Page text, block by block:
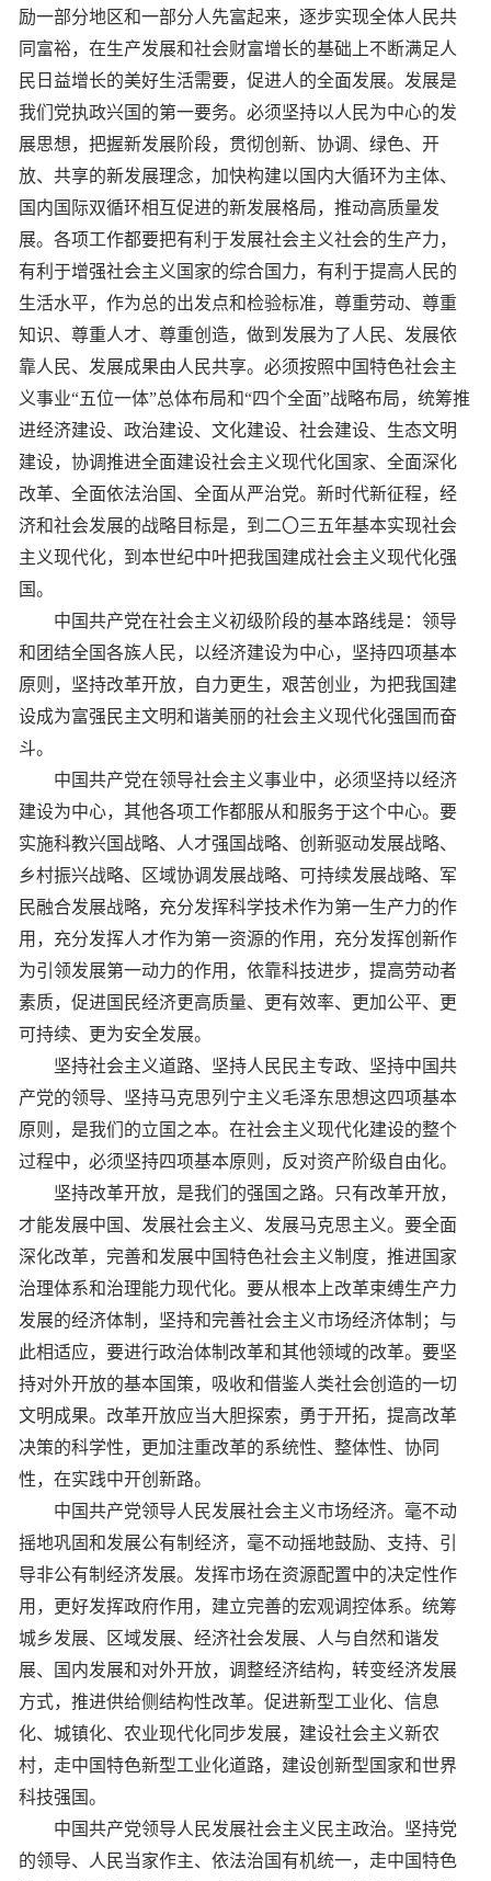
励一部分地区和一部分人先富起来，逐步实现全体人民共
同富裕，在生产发展和社会财富增长的基础上不断满足人
民日益增长的美好生活需要，促进人的全面发展。发展是
我们党执政兴国的第一要务。必须坚持以人民为中心的发
展思想，把握新发展阶段，贯彻创新、协调、绿色、开
放、共享的新发展理念，加快构建以国内大循环为主体、
国内国际双循环相互促进的新发展格局，推动高质量发
展。各项工作都要把有利于发展社会主义社会的生产力，
有利于增强社会主义国家的综合国力，有利于提高人民的
生活水平，作为总的出发点和检验标准，尊重劳动、尊重
知识、尊重人才、尊重创造，做到发展为了人民、发展依
靠人民、发展成果由人民共享。必须按照中国特色社会主
义事业“五位一体”总体布局和“四个全面”战略布局，统筹推
进经济建设、政治建设、文化建设、社会建设、生态文明
建设，协调推进全面建设社会主义现代化国家、全面深化
改革、全面依法治国、全面从严治党。新时代新征程，经
济和社会发展的战略目标是，到二〇三五年基本实现社会
主义现代化，到本世纪中叶把我国建成社会主义现代化强
国。
中国共产党在社会主义初级阶段的基本路线是：领导
和团结全国各族人民，以经济建设为中心，坚持四项基本
原则，坚持改革开放，自力更生，艰苦创业，为把我国建
设成为富强民主文明和谐美丽的社会主义现代化强国而奋
斗。
中国共产党在领导社会主义事业中，必须坚持以经济
建设为中心，其他各项工作都服从和服务于这个中心。要
实施科教兴国战略、人才强国战略、创新驱动发展战略、
乡村振兴战略、区域协调发展战略、可持续发展战略、军
民融合发展战略，充分发挥科学技术作为第一生产力的作
用，充分发挥人才作为第一资源的作用，充分发挥创新作
为引领发展第一动力的作用，依靠科技进步，提高劳动者
素质，促进国民经济更高质量、更有效率、更加公平、更
可持续、更为安全发展。
坚持社会主义道路、坚持人民民主专政、坚持中国共
产党的领导、坚持马克思列宁主义毛泽东思想这四项基本
原则，是我们的立国之本。在社会主义现代化建设的整个
过程中，必须坚持四项基本原则，反对资产阶级自由化。
坚持改革开放，是我们的强国之路。只有改革开放，
才能发展中国、发展社会主义、发展马克思主义。要全面
深化改革，完善和发展中国特色社会主义制度，推进国家
治理体系和治理能力现代化。要从根本上改革束缚生产力
发展的经济体制，坚持和完善社会主义市场经济体制；与
此相适应，要进行政治体制改革和其他领域的改革。要坚
持对外开放的基本国策，吸收和借鉴人类社会创造的一切
文明成果。改革开放应当大胆探索，勇于开拓，提高改革
决策的科学性，更加注重改革的系统性、整体性、协同
性，在实践中开创新路。
中国共产党领导人民发展社会主义市场经济。毫不动
摇地巩固和发展公有制经济，毫不动摇地鼓励、支持、引
导非公有制经济发展。发挥市场在资源配置中的决定性作
用，更好发挥政府作用，建立完善的宏观调控体系。统筹
城乡发展、区域发展、经济社会发展、人与自然和谐发
展、国内发展和对外开放，调整经济结构，转变经济发展
方式，推进供给侧结构性改革。促进新型工业化、信息
化、城镇化、农业现代化同步发展，建设社会主义新农
村，走中国特色新型工业化道路，建设创新型国家和世界
科技强国。
中国共产党领导人民发展社会主义民主政治。坚持党
的领导、人民当家作主、依法治国有机统一，走中国特色